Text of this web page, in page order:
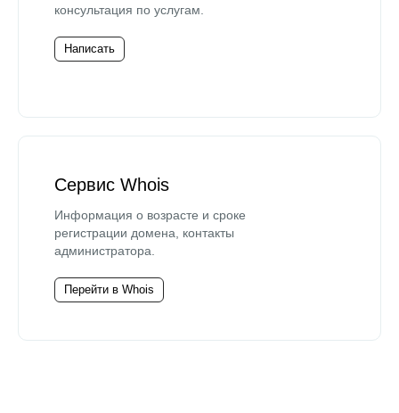
консультация по услугам.
Написать
Сервис Whois
Информация о возрасте и сроке
регистрации домена, контакты
администратора.
Перейти в Whois